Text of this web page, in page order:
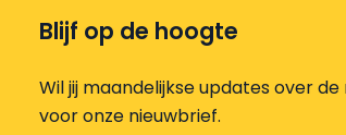
Blijf op de hoogte
Wil jij maandelijkse updates over
voor onze nieuwbrief.